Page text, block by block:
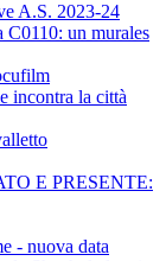
A.S. 2023-24
C0110: un murales
incontra la città
E PRESENTE:
- nuova data